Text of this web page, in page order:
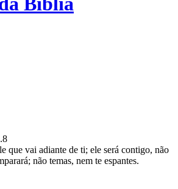
que vai adiante de ti; ele será contigo, não
não temas, nem te espantes.